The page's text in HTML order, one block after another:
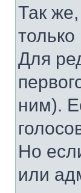
Так
Для
ним).
Но
или